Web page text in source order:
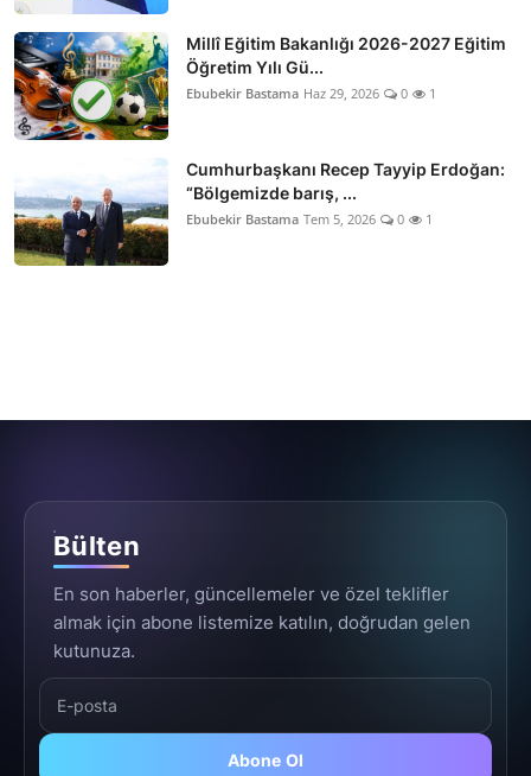
Millî Eğitim Bakanlığı 2026-2027 Eğitim
Öğretim Yılı Gü...
Ebubekir Bastama Haz 29, 2026 0 1
Cumhurbaşkanı Recep Tayyip Erdoğan:
“Bölgemizde barış, ...
Ebubekir Bastama Tem 5, 2026 0 1
Bülten
En son haberler, güncellemeler ve özel teklifler
almak için abone listemize katılın, doğrudan gelen
kutunuza.
Abone Ol